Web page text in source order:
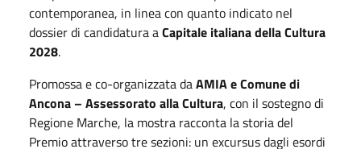
contemporanea, in linea con quanto indicato nel
dossier di candidatura aCapitale italiana della Cultura
2028.
Promossa e co-organizzata daAMIA e Comune di
Ancona – Assessorato alla Cultura, con il sostegno di
Regione Marche, la mostra racconta la storia del
Premio attraverso tre sezioni: un excursus dagli esordi